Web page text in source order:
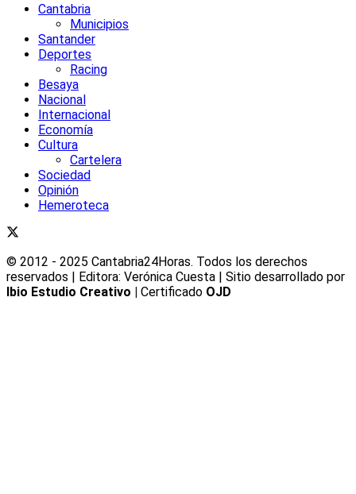
Cantabria
Municipios
Santander
Deportes
Racing
Besaya
Nacional
Internacional
Economía
Cultura
Cartelera
Sociedad
Opinión
Hemeroteca
© 2012 - 2025 Cantabria24Horas. Todos los derechos
reservados | Editora: Verónica Cuesta | Sitio desarrollado por
Ibio Estudio Creativo | Certificado OJD